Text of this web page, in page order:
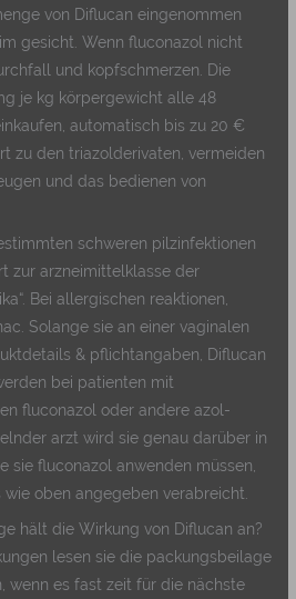
von Diflucan eingenommen
gesicht. Wenn fluconazol nicht
und kopfschmerzen. Die
je kg körpergewicht alle 48
automatisch bis zu 20 €
zu den triazolderivaten, vermeiden
und das bedienen von
schweren pilzinfektionen
zur arzneimittelklasse der
Bei allergischen reaktionen,
Solange sie an einer vaginalen
& pflichtangaben, Diflucan
bei patienten mit
fluconazol oder andere azol-
arzt wird sie genau darüber in
sie fluconazol anwenden müssen,
oben angegeben verabreicht.
hält die Wirkung von Diflucan an?
lesen sie die packungsbeilage
wenn es fast zeit für die nächste